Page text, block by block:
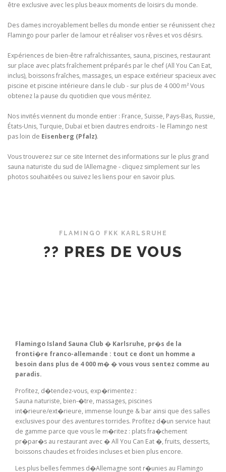
être exclusive avec les plus beaux moments de loisirs du monde.
Des dames incroyablement belles du monde entier se réunissent chez
Flamingo pour parler de lamour et réaliser vos rêves et vos désirs.
Expériences de bien-être rafraîchissantes, sauna, piscines, restaurant
sur place avec plats fraîchement préparés par le chef (All You Can Eat,
inclus), boissons fraîches, massages, un espace extérieur spacieux avec
piscine et piscine intérieure dans le club - sur plus de 4 000 m² Vous
obtenez la pause du quotidien que vous méritez.
Nos invités viennent du monde entier : France, Suisse, Pays-Bas, Russie,
États-Unis, Turquie, Dubaï et bien dautres endroits - le Flamingo nest
pas loin de Eisenberg (Pfalz).
Vous trouverez sur ce site Internet des informations sur le plus grand
sauna naturiste du sud de lAllemagne - cliquez simplement sur les
photos souhaitées ou suivez les liens pour en savoir plus.
FLAMINGO FKK KARLSRUHE
?? PRES DE VOUS
Flamingo Island Sauna Club � Karlsruhe, pr�s de la
fronti�re franco-allemande : tout ce dont un homme a
besoin dans plus de 4 000 m� � vous vous sentez comme au
paradis.
Profitez, d�tendez-vous, exp�rimentez :
Sauna naturiste, bien-�tre, massages, piscines
int�rieure/ext�rieure, immense lounge & bar ainsi que des salles
exclusives pour des aventures torrides. Profitez d�un service haut
de gamme parce que vous le m�ritez : plats fra�chement
pr�par�s au restaurant avec � All You Can Eat �, fruits, desserts,
boissons chaudes et froides incluses et bien plus encore.
Les plus belles femmes d�Allemagne sont r�unies au Flamingo